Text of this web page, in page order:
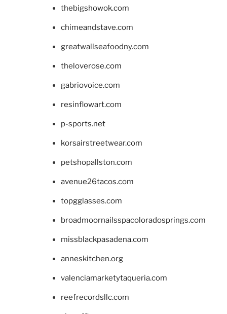
thebigshowok.com
chimeandstave.com
greatwallseafoodny.com
theloverose.com
gabriovoice.com
resinflowart.com
p-sports.net
korsairstreetwear.com
petshopallston.com
avenue26tacos.com
topgglasses.com
broadmoornailsspacoloradosprings.com
missblackpasadena.com
anneskitchen.org
valenciamarketytaqueria.com
reefrecordsllc.com